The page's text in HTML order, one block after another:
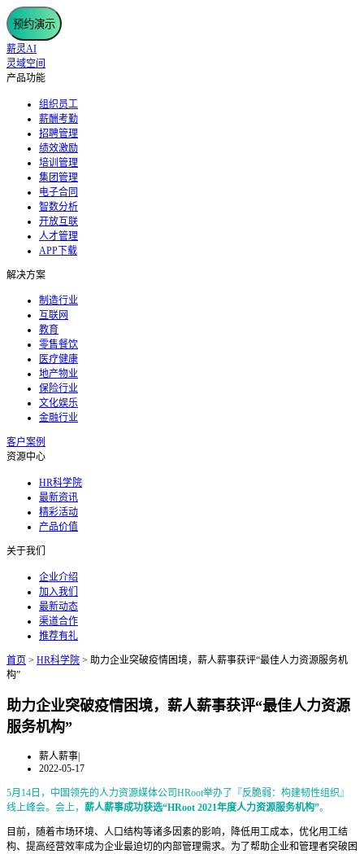
预约演示
薪灵AI
灵域空间
产品功能
组织员工
薪酬考勤
招聘管理
绩效激励
培训管理
集团管理
电子合同
智数分析
开放互联
人才管理
APP下载
解决方案
制造行业
互联网
教育
零售餐饮
医疗健康
地产物业
保险行业
文化娱乐
金融行业
客户案例
资源中心
HR科学院
最新资讯
精彩活动
产品价值
关于我们
企业介绍
加入我们
最新动态
渠道合作
推荐有礼
首页 > HR科学院 > 助力企业突破疫情困境，薪人薪事获评“最佳人力资源服务机
构”
助力企业突破疫情困境，薪人薪事获评“最佳人力资源
服务机构”
薪人薪事|
2022-05-17
5月14日，中国领先的人力资源媒体公司HRoot举办了『反脆弱：构建韧性组织』
线上峰会。会上， 薪人薪事成功获选“HRoot 2021年度人力资源服务机构”。
目前，随着市场环境、人口结构等诸多因素的影响，降低用工成本，优化用工结
构、提高经营效率成为企业最迫切的内部管理需求。 为了帮助企业和管理者突破困